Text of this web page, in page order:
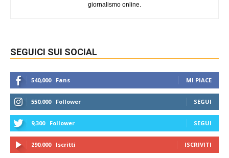
giornalismo online.
SEGUICI SUI SOCIAL
540,000 Fans MI PIACE
550,000 Follower SEGUI
9,300 Follower SEGUI
290,000 Iscritti ISCRIVITI